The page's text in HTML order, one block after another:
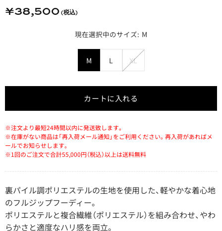
¥38,500
M
M L XL
カートに入れる
※注文より最短24時間以内に発送致します。
※在庫がない商品は「再入荷メール通知」をご利用ください。再入荷があればメ
ールでお知らせします。
※1回のご注文で合計55,000円（税込）以上は送料無料
裏パイル調ポリエステルの生地を使用した、軽やかな着心地
のフルジップフーディー。
ポリエステルと複合繊維（ポリエステル）を組み合わせ、やわ
らかさと適度なハリ感を両立。